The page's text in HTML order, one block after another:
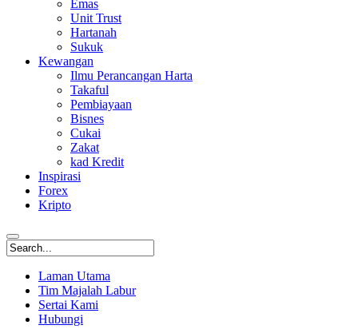
Emas
Unit Trust
Hartanah
Sukuk
Kewangan
Ilmu Perancangan Harta
Takaful
Pembiayaan
Bisnes
Cukai
Zakat
kad Kredit
Inspirasi
Forex
Kripto
Laman Utama
Tim Majalah Labur
Sertai Kami
Hubungi